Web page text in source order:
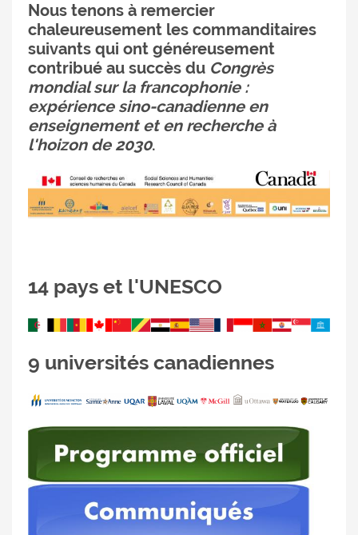
Nous tenons à remercier
chaleureusement les commanditaires
suivants qui ont généreusement
contribué au succès du Congrès
mondial sur la francophonie :
expérience sino-canadienne en
enseignement et en recherche à
l'hoizon de 2030.
14 pays et l'UNESCO
9 universités canadiennes